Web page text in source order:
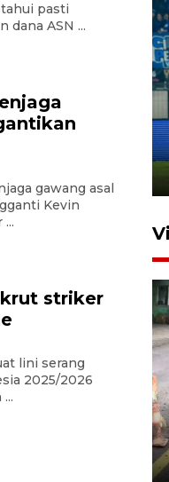
pasti
dana ASN ...
gawang asal
Kevin
striker
lini serang
2025/2026
bela negara
di
begal